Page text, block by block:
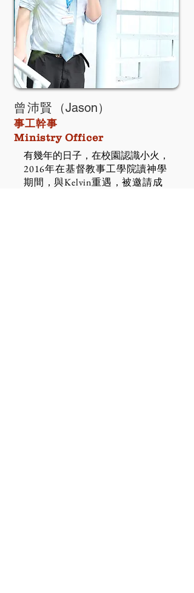
曾沛賢 （Jason）​
事工幹事
Ministry Officer
有幾年的日子，在校園認識小火，
2016年在基督教事工學院讀神學
期間，與Kelvin重遇，被邀請成